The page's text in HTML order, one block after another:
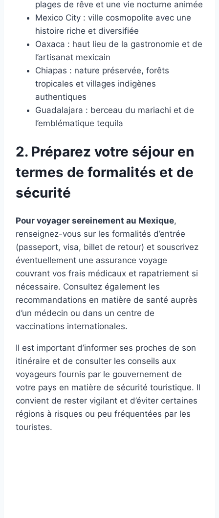
plages de rêve et une vie nocturne animée
Mexico City : ville cosmopolite avec une
histoire riche et diversifiée
Oaxaca : haut lieu de la gastronomie et de
l’artisanat mexicain
Chiapas : nature préservée, forêts
tropicales et villages indigènes
authentiques
Guadalajara : berceau du mariachi et de
l’emblématique tequila
2. Préparez votre séjour en
termes de formalités et de
sécurité
Pour voyager sereinement au Mexique,
renseignez-vous sur les formalités d’entrée
(passeport, visa, billet de retour) et souscrivez
éventuellement une assurance voyage
couvrant vos frais médicaux et rapatriement si
nécessaire. Consultez également les
recommandations en matière de santé auprès
d’un médecin ou dans un centre de
vaccinations internationales.
Il est important d’informer ses proches de son
itinéraire et de consulter les conseils aux
voyageurs fournis par le gouvernement de
votre pays en matière de sécurité touristique. Il
convient de rester vigilant et d’éviter certaines
régions à risques ou peu fréquentées par les
touristes.